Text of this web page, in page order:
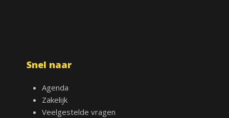
Snel naar
Agenda
Zakelijk
Veelgestelde vragen